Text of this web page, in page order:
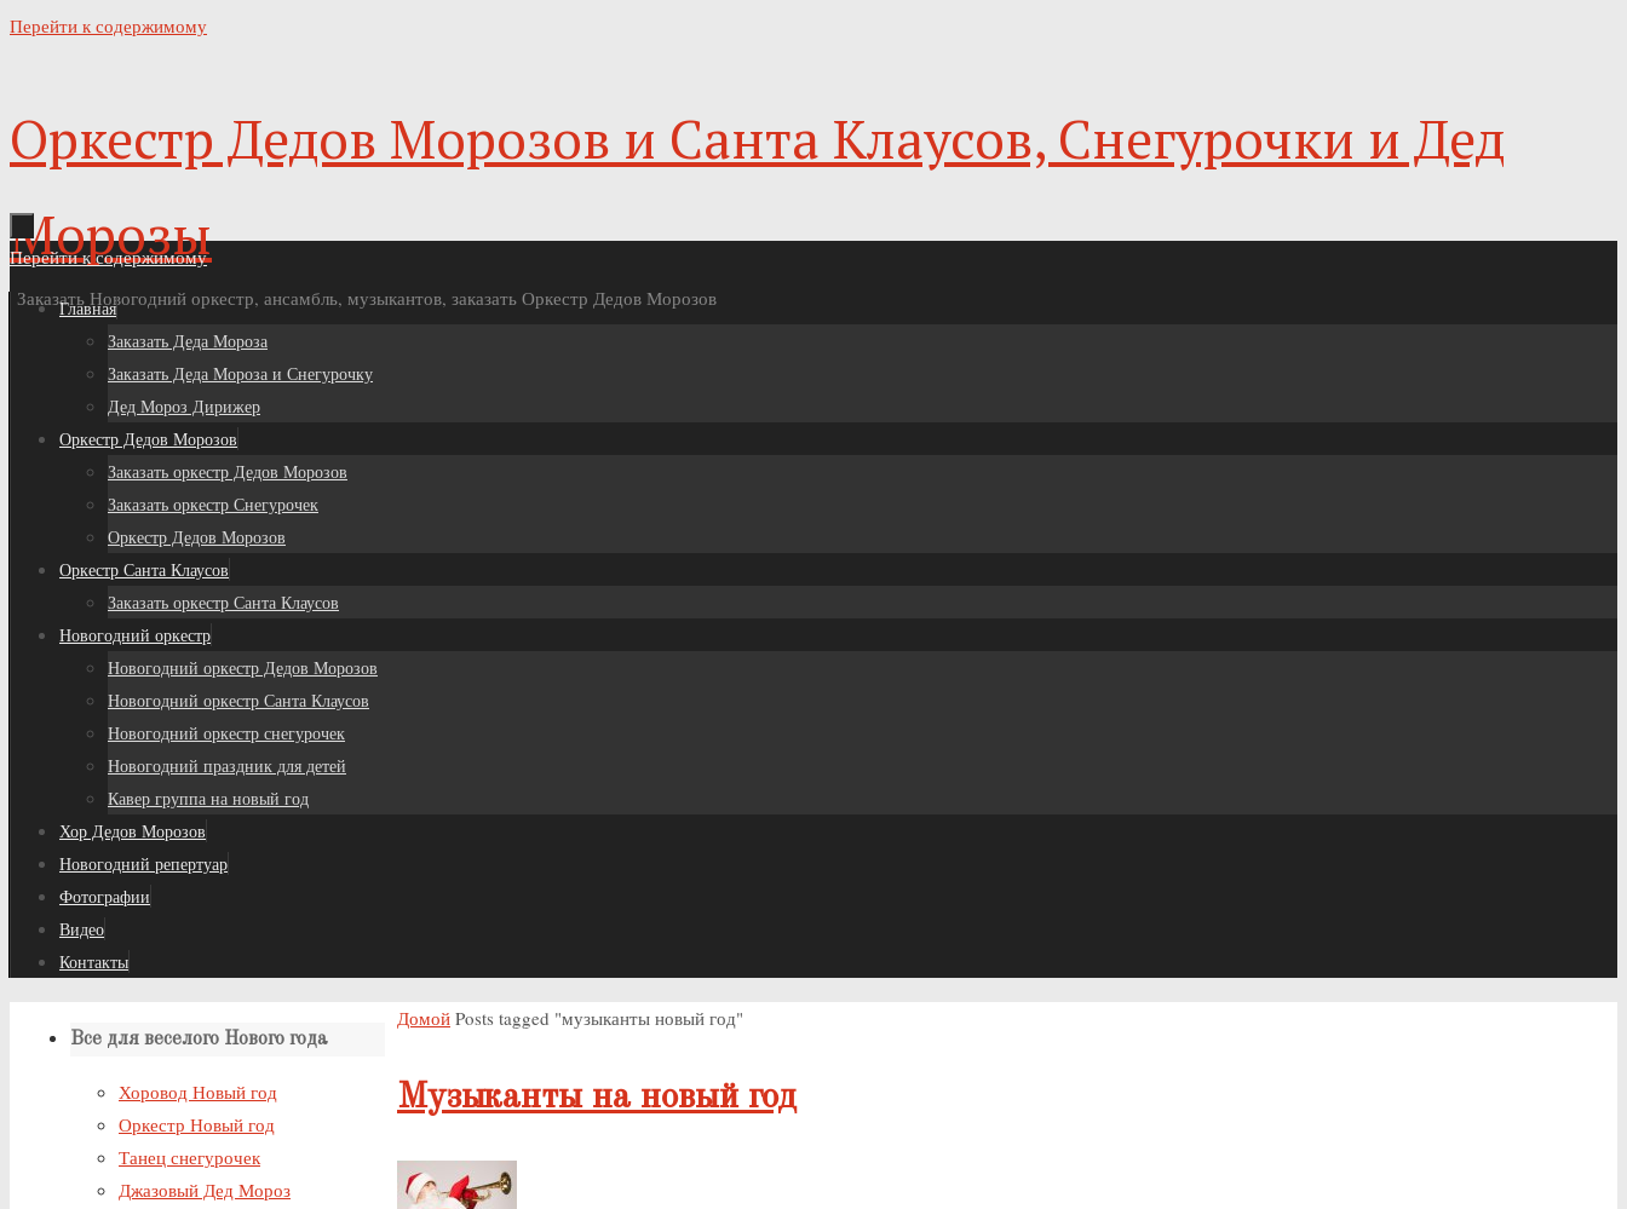
Перейти к содержимому
Оркестр Дедов Морозов и Санта Клаусов, Снегурочки и Дед
Морозы
Заказать Новогодний оркестр, ансамбль, музыкантов, заказать Оркестр Дедов Морозов
Перейти к содержимому
Главная
Заказать Деда Мороза
Заказать Деда Мороза и Снегурочку
Дед Мороз Дирижер
Оркестр Дедов Морозов
Заказать оркестр Дедов Морозов
Заказать оркестр Снегурочек
Оркестр Дедов Морозов
Оркестр Санта Клаусов
Заказать оркестр Санта Клаусов
Новогодний оркестр
Новогодний оркестр Дедов Морозов
Новогодний оркестр Санта Клаусов
Новогодний оркестр снегурочек
Новогодний праздник для детей
Кавер группа на новый год
Хор Дедов Морозов
Новогодний репертуар
Фотографии
Видео
Контакты
Домой Posts tagged "музыканты новый год"
Музыканты на новый год
Все для веселого Нового года
Хоровод Новый год
Оркестр Новый год
Танец снегурочек
Джазовый Дед Мороз